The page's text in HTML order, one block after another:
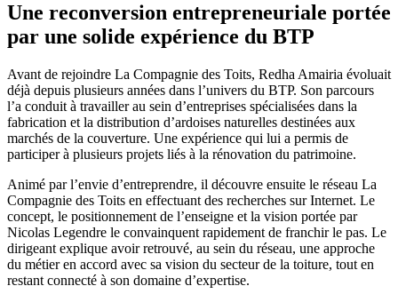
Une reconversion entrepreneuriale portée
par une solide expérience du BTP
Avant de rejoindre La Compagnie des Toits, Redha Amairia évoluait
déjà depuis plusieurs années dans l’univers du BTP. Son parcours
l’a conduit à travailler au sein d’entreprises spécialisées dans la
fabrication et la distribution d’ardoises naturelles destinées aux
marchés de la couverture. Une expérience qui lui a permis de
participer à plusieurs projets liés à la rénovation du patrimoine.
Animé par l’envie d’entreprendre, il découvre ensuite le réseau La
Compagnie des Toits en effectuant des recherches sur Internet. Le
concept, le positionnement de l’enseigne et la vision portée par
Nicolas Legendre le convainquent rapidement de franchir le pas. Le
dirigeant explique avoir retrouvé, au sein du réseau, une approche
du métier en accord avec sa vision du secteur de la toiture, tout en
restant connecté à son domaine d’expertise.